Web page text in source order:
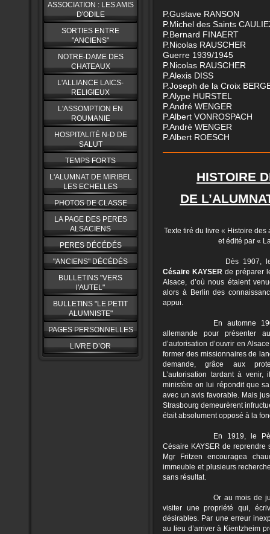
ASSOCIATION : LES AMIS
D'ODILE
SORTIES ENTRE
"ANCIENS"
NOTRE-DAME DES
CHATEAUX
L'ALLIANCE LAICS-
RELIGIEUX
L'ASSOMPTION EN
ROUMANIE
HOSPITALITÉ N-D DE
SALUT
TEMPS FORTS
L'ALUMNAT DE MIRIBEL
LES ECHELLES
PHOTOS DE CLASSE
LA PAGE DES PERES
ALSACIENS
PERES DÉCÉDÉS
"ANCIENS" DÉCÉDÉS
BULLETINS "VERS
l'AUTEL"
BULLETINS "LE PETIT
ALUMNISTE"
PAGES PERSONNELLES
LIVRE D’OR
P.Gustave
P.Michel des Saints
P.Bernard
P.Nicolas
Guerre 1939/1945
P.Nicolas
P.Alexis DISS
P.Joseph de la Croix
P.Alype HURSTEL
P.André WENGER
P.Albert
P.André WENGER
P.Albert ROESCH
HISTOIRE
DE
Texte tiré du livre « Histoire
et édité par «
Dès 1907,
Césaire KAYSER de préparer
Alsace, d’où nous étaient
alors à Berlin des
appui.
En automne
allemande pour présenter
d’autorisation d’ouvrir en
former des missionnaires de
demande, grâce aux
L’autorisation tardant à
ministère on lui répondit que
avec un avis favorable. Mais
Strasbourg demeurèrent
était absolument opposé à la
En 1919, le
Césaire KAYSER de reprendre
Mgr Fritzen encouragea
immeuble et plusieurs
sans résultat.
Or au mois de
visiter une propriété qui,
désirables. Par une erreur
au lieu d’arriver à Kientzheim